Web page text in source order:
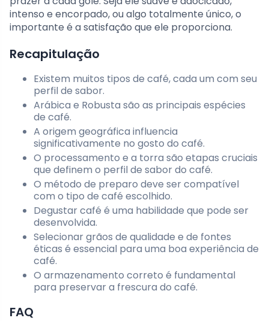
intenso e encorpado, ou algo totalmente único, o
importante é a satisfação que ele proporciona.
Recapitulação
Existem muitos tipos de café, cada um com seu
perfil de sabor.
Arábica e Robusta são as principais espécies
de café.
A origem geográfica influencia
significativamente no gosto do café.
O processamento e a torra são etapas cruciais
que definem o perfil de sabor do café.
O método de preparo deve ser compatível
com o tipo de café escolhido.
Degustar café é uma habilidade que pode ser
desenvolvida.
Selecionar grãos de qualidade e de fontes
éticas é essencial para uma boa experiência de
café.
O armazenamento correto é fundamental
para preservar a frescura do café.
FAQ